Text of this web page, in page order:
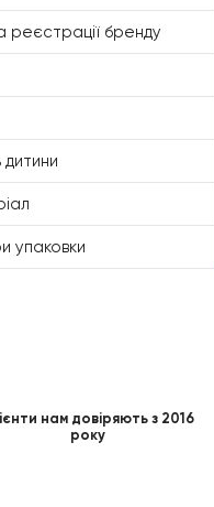
реєстрації бренду
упаковки
нам довіряють з 2016
року